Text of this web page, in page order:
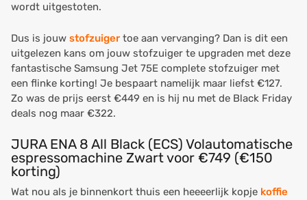
wordt uitgestoten.
Dus is jouw stofzuiger toe aan vervanging? Dan is dit een
uitgelezen kans om jouw stofzuiger te upgraden met deze
fantastische Samsung Jet 75E complete stofzuiger met
een flinke korting! Je bespaart namelijk maar liefst €127.
Zo was de prijs eerst €449 en is hij nu met de Black Friday
deals nog maar €322.
JURA ENA 8 All Black (ECS) Volautomatische
espressomachine Zwart voor €749 (€150
korting)
Wat nou als je binnenkort thuis een heeeerlijk kopje koffie